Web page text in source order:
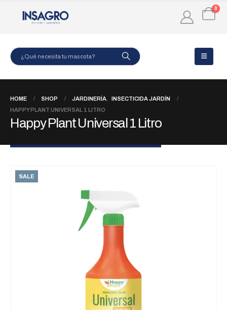
0
HOME SHOP JARDINERÍA
INSECTICIDA JARDÍN
HAPPY PLANT UNIVERSAL 1 LITRO
Happy Plant Universal 1 Litro
SALE